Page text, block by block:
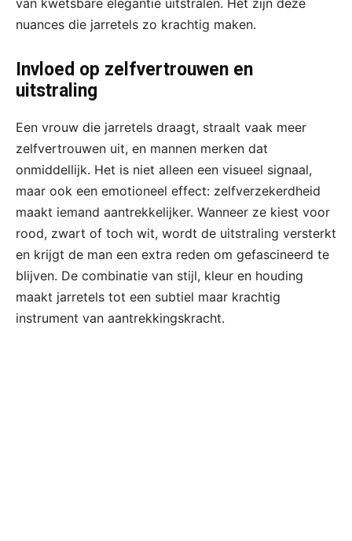
van kwetsbare elegantie uitstralen. Het zijn deze
nuances die jarretels zo krachtig maken.
Invloed op zelfvertrouwen en
uitstraling
Een vrouw die jarretels draagt, straalt vaak meer
zelfvertrouwen uit, en mannen merken dat
onmiddellijk. Het is niet alleen een visueel signaal,
maar ook een emotioneel effect: zelfverzekerdheid
maakt iemand aantrekkelijker. Wanneer ze kiest voor
rood, zwart of toch wit, wordt de uitstraling versterkt
en krijgt de man een extra reden om gefascineerd te
blijven. De combinatie van stijl, kleur en houding
maakt jarretels tot een subtiel maar krachtig
instrument van aantrekkingskracht.